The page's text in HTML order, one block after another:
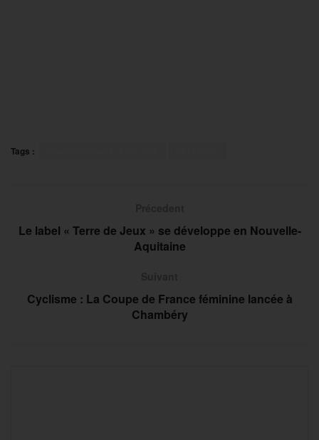
Tags :
Le label « Terre de Jeux » se développe en Nouvelle-
Aquitaine
Cyclisme : La Coupe de France féminine lancée à
Chambéry